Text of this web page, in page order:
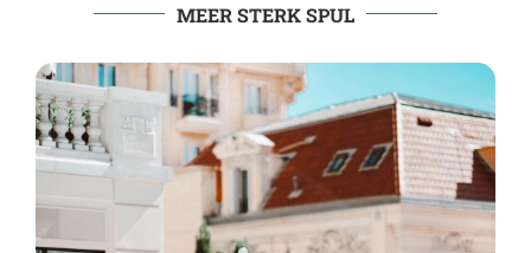
MEER STERK SPUL